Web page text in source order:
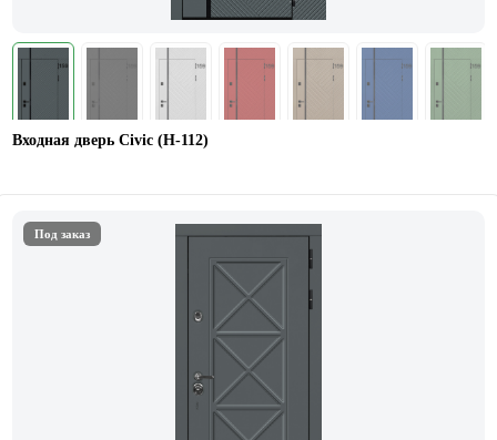
Входная дверь Civic (Н-112)
Под заказ